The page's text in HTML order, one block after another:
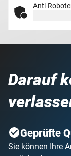
Anti-
Darauf
Geprüfte
Sie können Ihre